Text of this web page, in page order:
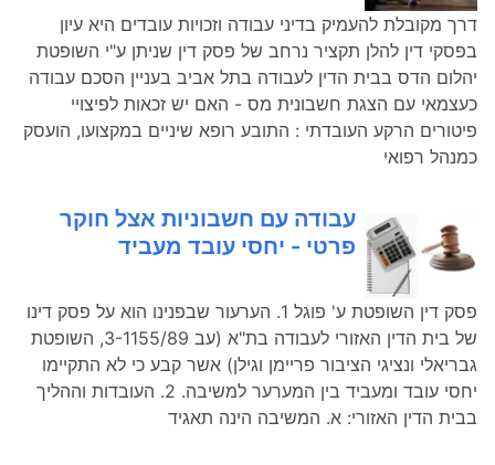
דרך מקובלת להעמיק בדיני עבודה וזכויות עובדים היא עיון
בפסקי דין להלן תקציר נרחב של פסק דין שניתן ע"י השופטת
יהלום הדס בבית הדין לעבודה בתל אביב בעניין הסכם עבודה
כעצמאי עם הצגת חשבונית מס - האם יש זכאות לפיצויי
פיטורים הרקע העובדתי : התובע רופא שיניים במקצועו, הועסק
כמנהל רפואי
עבודה עם חשבוניות אצל חוקר
פרטי - יחסי עובד מעביד
פסק דין השופטת ע' פוגל 1. הערעור שבפנינו הוא על פסק דינו
של בית הדין האזורי לעבודה בת"א (עב 3-1155/89, השופטת
גבריאלי ונציגי הציבור פריימן וגילן) אשר קבע כי לא התקיימו
יחסי עובד ומעביד בין המערער למשיבה. 2. העובדות וההליך
בבית הדין האזורי: א. המשיבה הינה תאגיד